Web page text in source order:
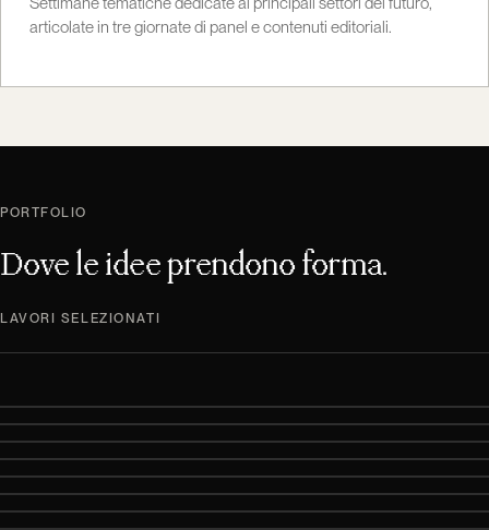
articolate in tre giornate di panel e contenuti editoriali.
PORTFOLIO
Dove le idee prendono forma.
LAVORI SELEZIONATI